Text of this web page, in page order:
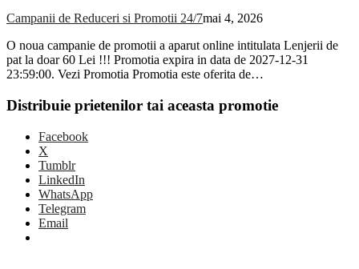
Campanii de Reduceri si Promotii 24/7mai 4, 2026
O noua campanie de promotii a aparut online intitulata Lenjerii de
pat la doar 60 Lei !!! Promotia expira in data de 2027-12-31
23:59:00. Vezi Promotia Promotia este oferita de…
Distribuie prietenilor tai aceasta promotie
Facebook
X
Tumblr
LinkedIn
WhatsApp
Telegram
Email